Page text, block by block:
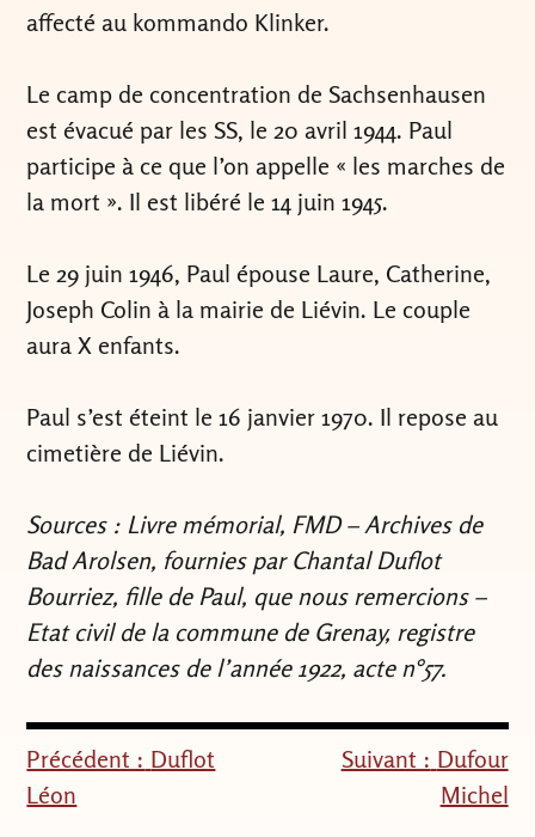
affecté au kommando Klinker.
Le camp de concentration de Sachsenhausen
est évacué par les SS, le 20 avril 1944. Paul
participe à ce que l’on appelle « les marches de
la mort ». Il est libéré le 14 juin 1945.
Le 29 juin 1946, Paul épouse Laure, Catherine,
Joseph Colin à la mairie de Liévin. Le couple
aura X enfants.
Paul s’est éteint le 16 janvier 1970. Il repose au
cimetière de Liévin.
Sources : Livre mémorial, FMD – Archives de
Bad Arolsen, fournies par Chantal Duflot
Bourriez, fille de Paul, que nous remercions –
Etat civil de la commune de Grenay, registre
des naissances de l’année 1922, acte n°57.
Navigation
de
Précédent : Duflot
Léon
Suivant : Dufour
Michel